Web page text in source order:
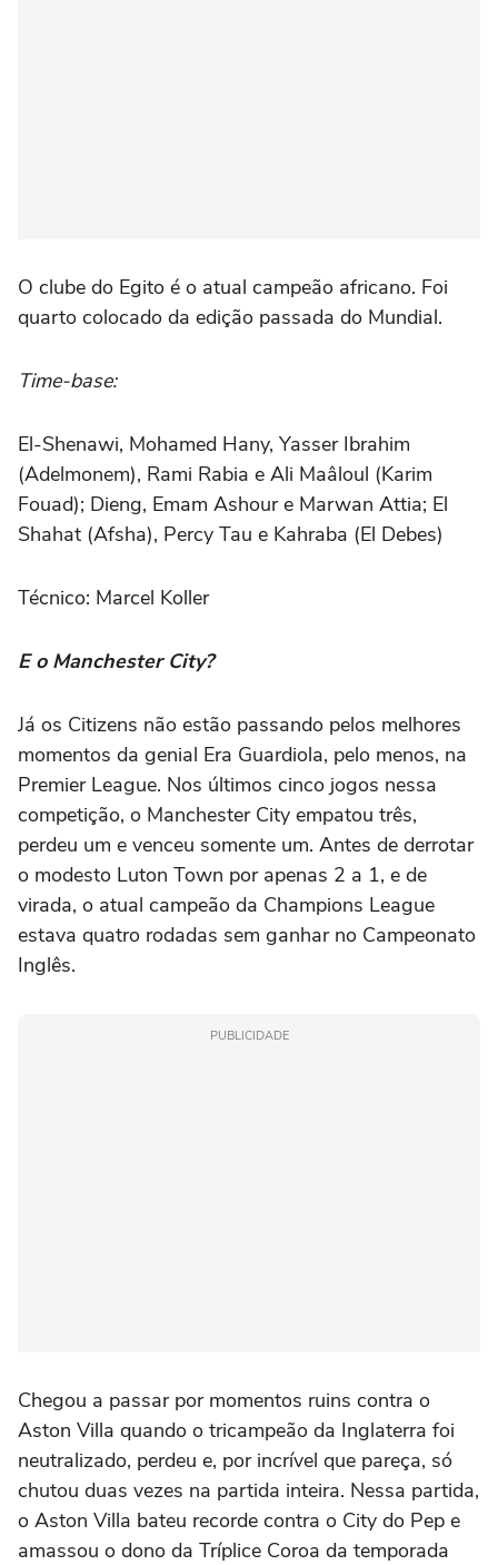
O clube do Egito é o atual campeão africano. Foi
quarto colocado da edição passada do Mundial.
Time-base:
El-Shenawi, Mohamed Hany, Yasser Ibrahim
(Adelmonem), Rami Rabia e Ali Maâloul (Karim
Fouad); Dieng, Emam Ashour e Marwan Attia; El
Shahat (Afsha), Percy Tau e Kahraba (El Debes)
Técnico: Marcel Koller
E o Manchester City?
Já os Citizens não estão passando pelos melhores
momentos da genial Era Guardiola, pelo menos, na
Premier League. Nos últimos cinco jogos nessa
competição, o Manchester City empatou três,
perdeu um e venceu somente um. Antes de derrotar
o modesto Luton Town por apenas 2 a 1, e de
virada, o atual campeão da Champions League
estava quatro rodadas sem ganhar no Campeonato
Inglês.
PUBLICIDADE
Chegou a passar por momentos ruins contra o
Aston Villa quando o tricampeão da Inglaterra foi
neutralizado, perdeu e, por incrível que pareça, só
chutou duas vezes na partida inteira. Nessa partida,
o Aston Villa bateu recorde contra o City do Pep e
amassou o dono da Tríplice Coroa da temporada